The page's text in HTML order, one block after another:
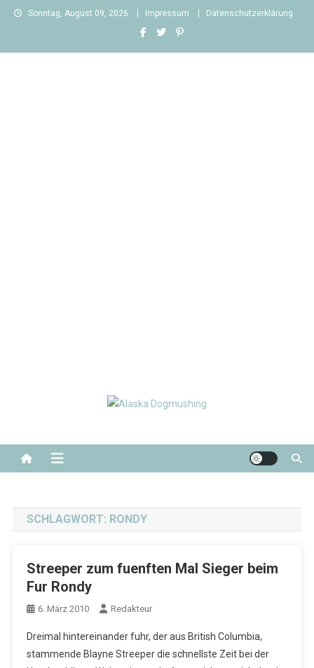
Skip
Sonntag, August 09, 2026 Impressum Datenschutzerklärung
SCHLAGWORT: RONDY
Streeper zum fuenften Mal Sieger beim
Fur Rondy
6. März 2010 Redakteur
Dreimal hintereinander fuhr, der aus British Columbia,
stammende Blayne Streeper die schnellste Zeit bei der